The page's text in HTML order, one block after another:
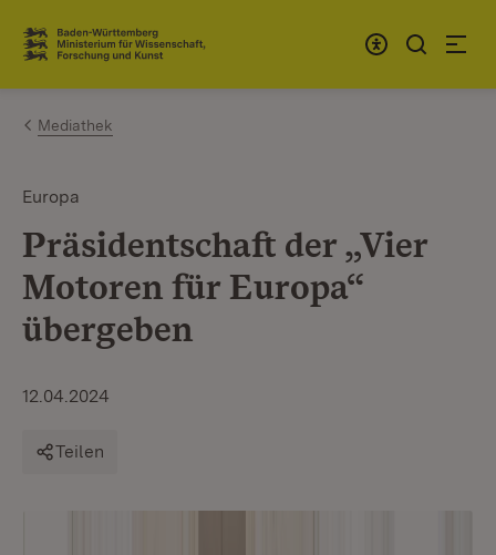
Zum Inhalt springen
Link zur Startseite
Mediathek
Europa
Präsidentschaft der „Vier
Motoren für Europa“
übergeben
12.04.2024
Teilen